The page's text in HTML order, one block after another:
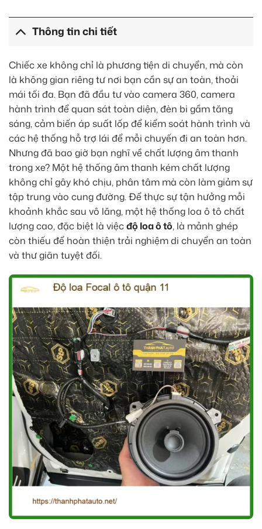
Thông tin chi tiết
Chiếc xe không chỉ là phương tiện di chuyển, mà còn
là không gian riêng tư nơi bạn cần sự an toàn, thoải
mái tối đa. Bạn đã đầu tư vào camera 360, camera
hành trình để quan sát toàn diện, đèn bi gầm tăng
sáng, cảm biến áp suất lốp để kiểm soát hành trình và
các hệ thống hỗ trợ lái để mỗi chuyến đi an toàn hơn.
Nhưng đã bao giờ bạn nghĩ về chất lượng âm thanh
trong xe? Một hệ thống âm thanh kém chất lượng
không chỉ gây khó chịu, phân tâm mà còn làm giảm sự
tập trung vào cung đường. Để thực sự tận hưởng mỗi
khoảnh khắc sau vô lăng, một hệ thống loa ô tô chất
lượng cao, đặc biệt là việcđộ loa ô tô, là mảnh ghép
còn thiếu để hoàn thiện trải nghiệm di chuyển an toàn
và thư giãn tuyệt đối.